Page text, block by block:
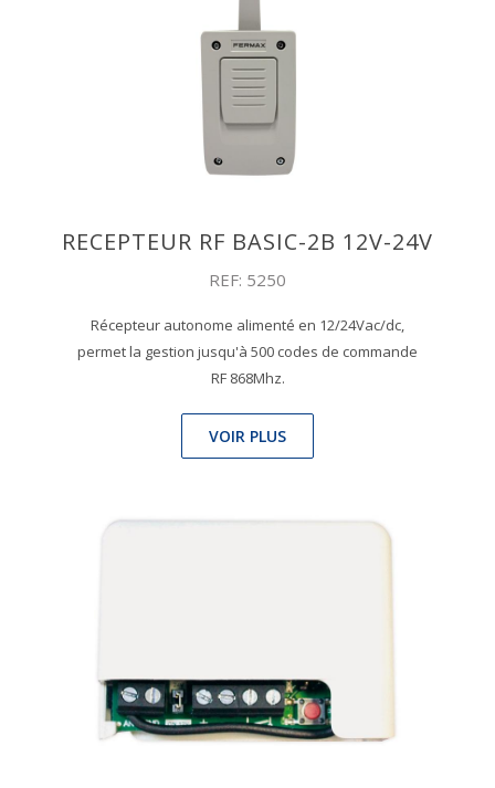
RECEPTEUR RF BASIC-2B 12V-24V
REF: 5250
Récepteur autonome alimenté en 12/24Vac/dc,
permet la gestion jusqu'à 500 codes de commande
RF 868Mhz.
VOIR PLUS